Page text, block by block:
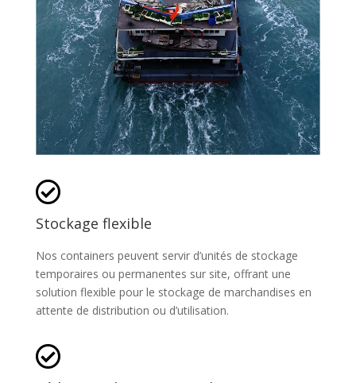

Stockage flexible
Nos containers peuvent servir d’unités de stockage
temporaires ou permanentes sur site, offrant une
solution flexible pour le stockage de marchandises en
attente de distribution ou d’utilisation.
